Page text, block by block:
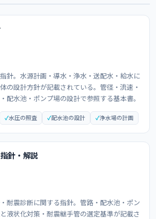
針。水源計画・導水・浄水・送配水・給水に
の設計方針が記載されている。管径・流速・
配水池・ポンプ場の設計で参照する基本書。
水圧の照査 配水池の設計 浄水場の計画
針・解説
耐震診断に関する指針。管路・配水池・ポン
液状化対策・耐震継手管の選定基準が記載さ